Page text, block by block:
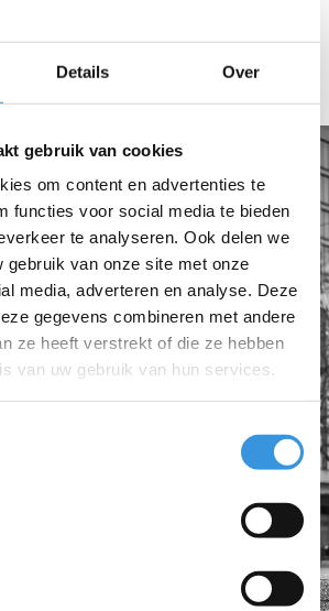
Details Over
gebruik van cookies
om content en advertenties te
functies voor social media te bieden
te analyseren. Ook delen we
gebruik van onze site met onze
media, adverteren en analyse. Deze
gegevens combineren met andere
ze heeft verstrekt of die ze hebben
van uw gebruik van hun services.
met de laatste ontwikkelingen. In Nederland
worden uitsluitend gemaakt van zeer
en heel grondig getest.